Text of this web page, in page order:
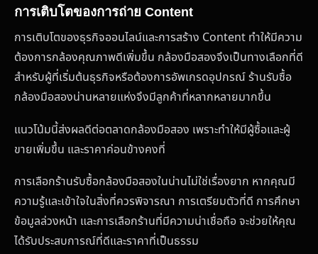
การเติบโตของการถ่าย Content
การเติบโตของธุรกิจออนไลน์และการสร้าง Content ทำให้มีความ
ต้องการกล้องคุณภาพดีเพิ่มขึ้น กล้องมือสองจึงเป็นทางเลือกที่ดี
สำหรับผู้ที่เริ่มต้นธุรกิจหรือต้องการอัพเกรดอุปกรณ์ ร้านรับซื้อ
กล้องมือสองน่านหลายแห่งจึงมีลูกค้าที่หลากหลายมากขึ้น
แนวโน้มนี้ส่งผลดีต่อตลาดกล้องมือสอง เพราะทำให้มีผู้ซื้อและผู้
ขายเพิ่มขึ้น และราคาค่อนข้างคงที่
การเลือกร้านรับซื้อกล้องมือสองในน่านไม่ใช่เรื่องยาก หากคุณมี
ความรู้และเข้าใจในสิ่งที่ควรพิจารณา การเตรียมตัวที่ดี การศึกษา
ข้อมูลล่วงหน้า และการเลือกร้านที่มีความน่าเชื่อถือ จะช่วยให้คุณ
ได้รับประสบการณ์ที่ดีและราคาที่เป็นธรรม